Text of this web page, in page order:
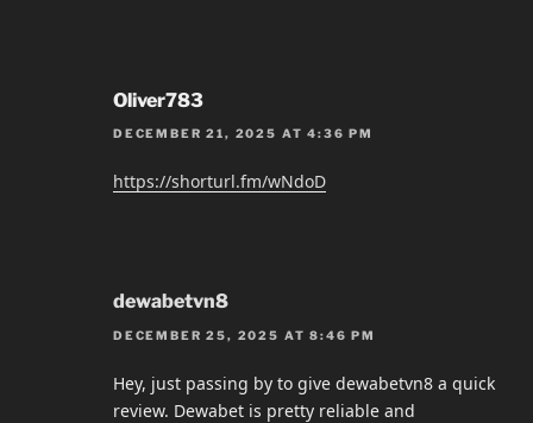
Oliver783
DECEMBER 21, 2025 AT 4:36 PM
https://shorturl.fm/wNdoD
dewabetvn8
DECEMBER 25, 2025 AT 8:46 PM
Hey, just passing by to give dewabetvn8 a quick
review. Dewabet is pretty reliable and